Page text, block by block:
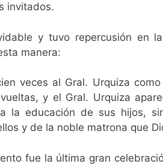
invitados.
y tuvo repercusión en
manera:
veces al Gral. Urquiza
y el Gral. Urquiza
la educación de sus hijos,
y de la noble matrona que
fue la última gran